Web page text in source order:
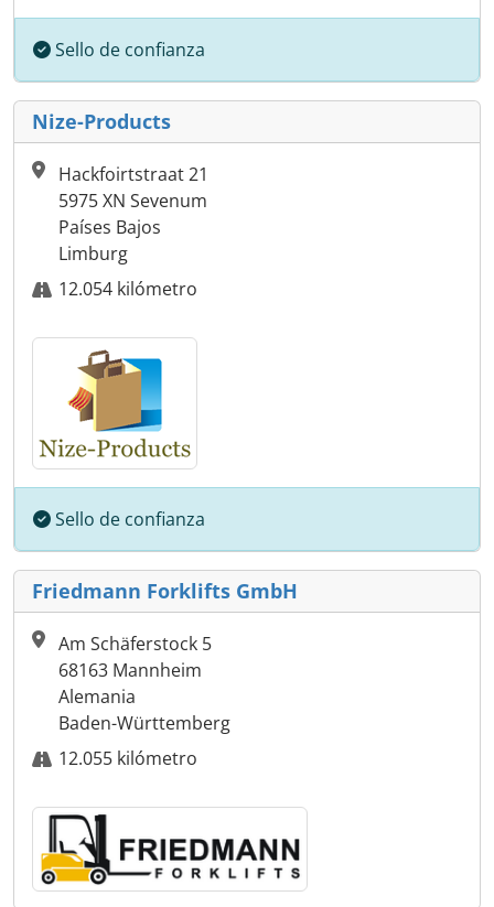
Sello de confianza
Nize-Products
Hackfoirtstraat 21
5975 XN Sevenum
Países Bajos
Limburg
12.054 kilómetro
Sello de confianza
Friedmann Forklifts GmbH
Am Schäferstock 5
68163 Mannheim
Alemania
Baden-Württemberg
12.055 kilómetro